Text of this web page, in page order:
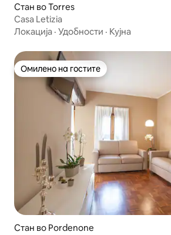
Стан во Torres
Casa Letizia
Локација · Удобности · Кујна
Омилено на гостите
Омилено на гостите
Стан во Pordenone